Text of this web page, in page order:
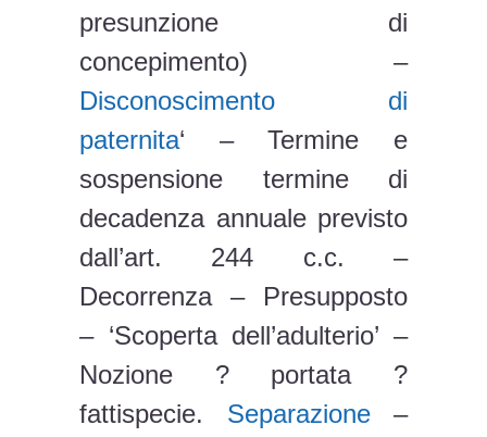
presunzione di
concepimento) –
Disconoscimento di
paternita‘ – Termine e
sospensione termine di
decadenza annuale previsto
dall’art. 244 c.c. –
Decorrenza – Presupposto
– ‘Scoperta dell’adulterio’ –
Nozione ? portata ?
fattispecie. Separazione–